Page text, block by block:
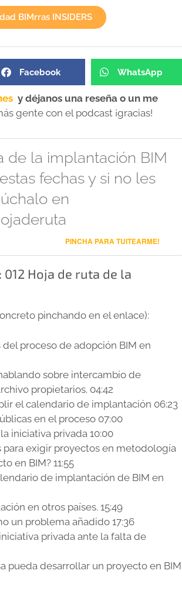
BIMrras INSIDERS
Facebook WhatsApp
y déjanos una reseña o un me
gente con el podcast ¡gracias!
de la implantación BIM
fechas y si no les
en
PINCHA PARA TUITEARME!
Hoja de ruta de la
pinchando en el enlace):
proceso de adopción BIM en
sobre intercambio de
propietarios. 04:42
el calendario de implantación 06:23
en el proceso 07:00
iniciativa privada 10:00
para exigir proyectos en metodología
en BIM? 11:55
de implantación de BIM en
en otros países. 15:49
un problema añadido 17:36
privada ante la falta de
pueda desarrollar un proyecto en BIM